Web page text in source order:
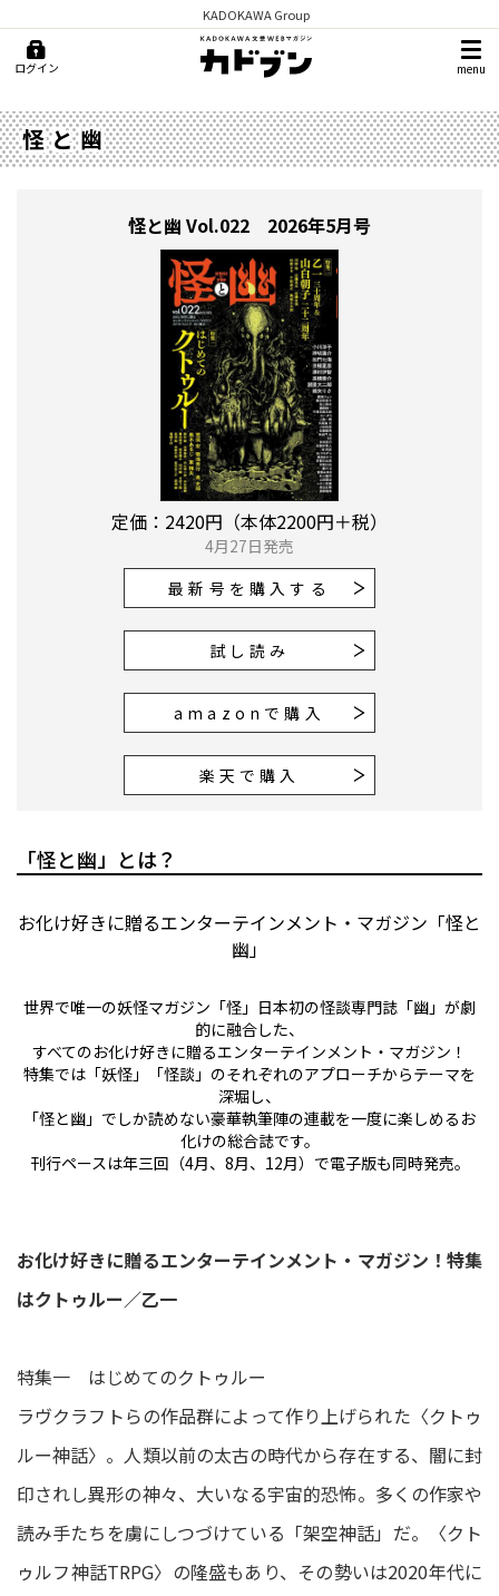
KADOKAWA Group
ログイン menu
怪と幽
怪と幽 Vol.022 2026年5月号
定価：2420円（本体2200円＋税）
4月27日発売
最新号を購入する
試し読み
amazonで購入
楽天で購入
「怪と幽」とは？
お化け好きに贈るエンターテインメント・マガジン「怪と
幽」
世界で唯一の妖怪マガジン「怪」日本初の怪談専門誌「幽」が劇
的に融合した、
すべてのお化け好きに贈るエンターテインメント・マガジン！
特集では「妖怪」「怪談」のそれぞれのアプローチからテーマを
深堀し、
「怪と幽」でしか読めない豪華執筆陣の連載を一度に楽しめるお
化けの総合誌です。
刊行ペースは年三回（4月、8月、12月）で電子版も同時発売。
お化け好きに贈るエンターテインメント・マガジン！特集
はクトゥルー／乙一
特集一 はじめてのクトゥルー
ラヴクラフトらの作品群によって作り上げられた〈クトゥ
ルー神話〉。人類以前の太古の時代から存在する、闇に封
印されし異形の神々、大いなる宇宙的恐怖。多くの作家や
読み手たちを虜にしつづけている「架空神話」だ。〈クト
ゥルフ神話TRPG〉の隆盛もあり、その勢いは2020年代に